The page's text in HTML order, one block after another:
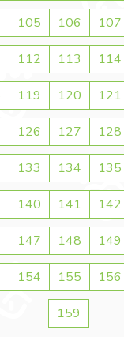
105 106 107
112 113 114
119 120 121
126 127 128
133 134 135
140 141 142
147 148 149
154 155 156
159